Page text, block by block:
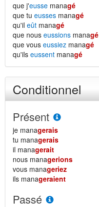
que j'eusse managé
que tu eusses managé
qu'il eût managé
que nous eussions managé
que vous eussiez managé
qu'ils eussent managé
Conditionnel
Présent
je managerais
tu managerais
il managerait
nous managerions
vous manageriez
ils manageraient
Passé